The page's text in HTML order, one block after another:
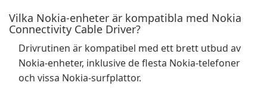
Vilka Nokia-enheter är kompatibla med Nokia
Connectivity Cable Driver?
Drivrutinen är kompatibel med ett brett utbud av
Nokia-enheter, inklusive de flesta Nokia-telefoner
och vissa Nokia-surfplattor.